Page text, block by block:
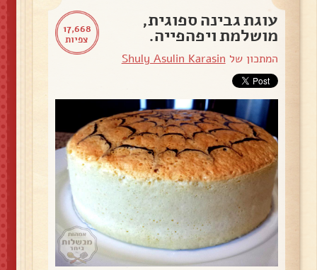
17,668
צפיות
עוגת גבינה ספוגית,
מושלמת ויפהפייה.
המתכון של Shuly Asulin Karasin